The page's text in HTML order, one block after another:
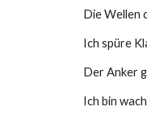
Die Wellen
Ich spüre
Der Anker
Ich bin